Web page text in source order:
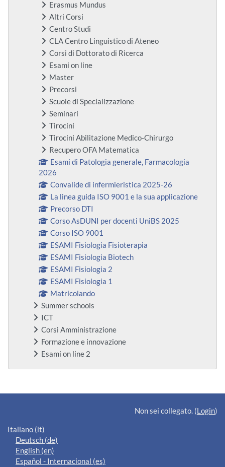
Erasmus Mundus
Altri Corsi
Centro Studi
CLA Centro Linguistico di Ateneo
Corsi di Dottorato di Ricerca
Esami on line
Master
Precorsi
Scuole di Specializzazione
Seminari
Tirocini
Tirocini Abilitazione Medico-Chirurgo
Recupero OFA Matematica
Esami di Patologia generale, Farmacologia
2026
Convalide di infermieristica 2025-26
La linea guida ISO 9001 e la sua applicazione
Precorso DTI
Corso AsDUNI per docenti UniBS 2025
Corso ISO 9001
ESAMI Fisiologia Fisioterapia
ESAMI Fisiologia Biotech
ESAMI Fisiologia 2
ESAMI Fisiologia 1
Matricolando
Summer schools
ICT
Corsi Amministrazione
Formazione e innovazione
Esami on line 2
Blocchi supplementari
Non sei collegato. (Login)
Italiano ‎(it)‎
Deutsch ‎(de)‎
English ‎(en)‎
Español - Internacional ‎(es)‎